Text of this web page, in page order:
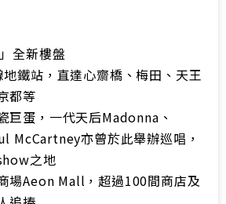
全新樓盤
鐵站，直達心齋橋、梅田、天王
都等
巨蛋，一代天后Madonna、
McCartney亦曾於此舉辦巡唱，
之地
場Aeon Mall，超過100間商店及